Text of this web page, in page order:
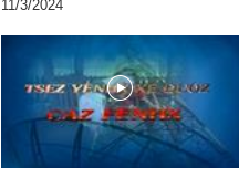
11/3/2024